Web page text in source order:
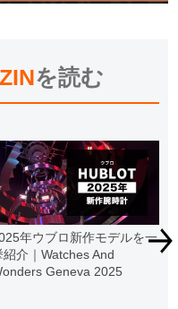
を読む
年ウブロ新作モデルを一
紹介｜Watches And
Geneva 2025